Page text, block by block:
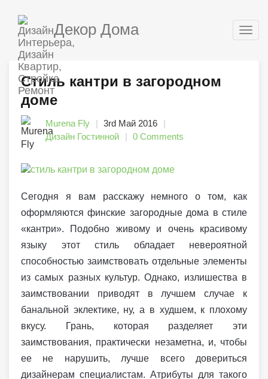
Декор Дома
Стиль кантри в загородном
доме
Murena Fly
3rd Май 2016
Дизайн Гостинной
0 Comments
Сегодня я вам расскажу немного о том, как
оформляются финские загородные дома в стиле
«кантри». Подобно живому и очень красивому
языку этот стиль обладает невероятной
способностью заимствовать отдельные элементы
из самых разных культур. Однако, излишества в
заимствовании приводят в лучшем случае к
банальной эклектике, ну, а в худшем, к плохому
вкусу. Грань, которая разделяет эти
заимствования, практически незаметна, и, чтобы
ее не нарушить, лучше всего довериться
дизайнерам специалистам. Атрибуты для такого